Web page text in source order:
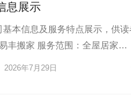
息展示
本信息及服务特点展示，供读
丰搬家 服务范围：全屋居家…
2026年7月29日